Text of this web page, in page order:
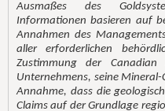
Ausmaßes des
Informationen basieren auf
Annahmen des
aller erforderlichen
Zustimmung der Canadian
Unternehmens, seine
Annahme, dass die
Claims auf der Grundlage